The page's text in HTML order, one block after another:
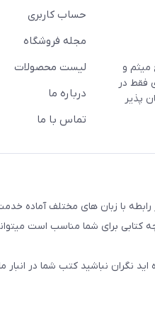
میثم و
فقط در
شماره ۰۹۳۷۱۷۴۲۴۲۳ امکان پذیر
حساب کاربری
مجله فروشگاه
لیست محصولات
درباره ما
تماس با ما
برای شما مناسب است
اید نگران نباشید کتب شما در